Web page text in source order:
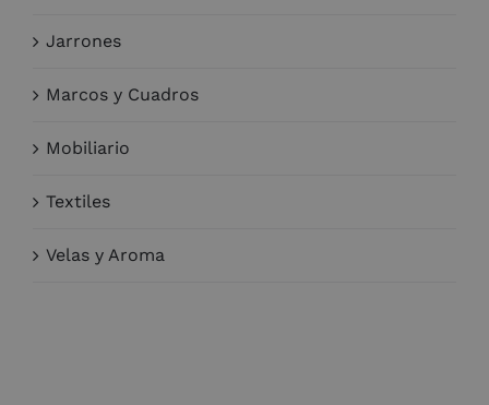
Jarrones
Marcos y Cuadros
Mobiliario
Textiles
Velas y Aroma